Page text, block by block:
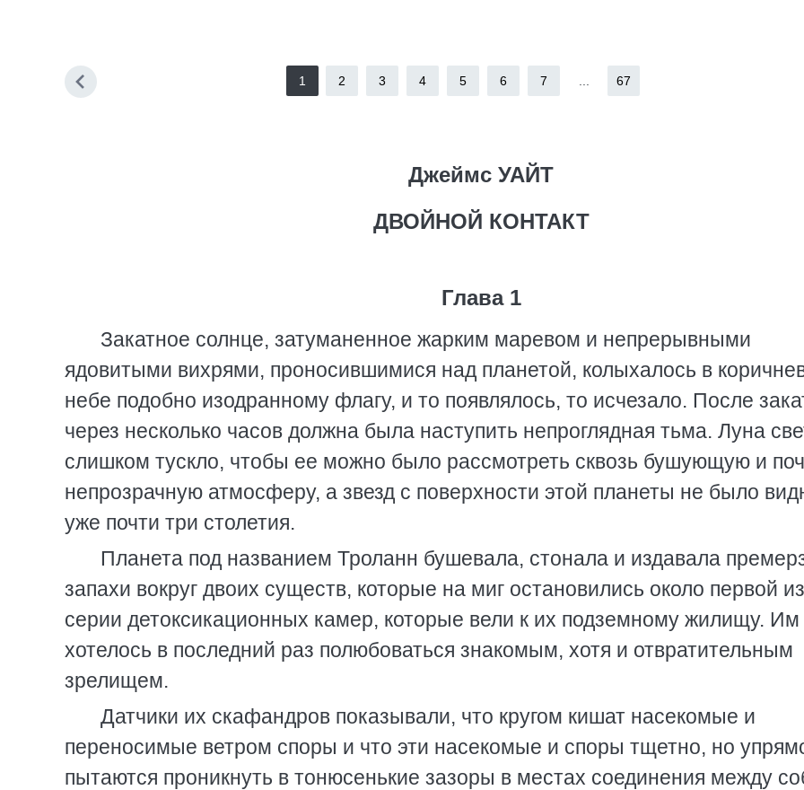
1 2 3 4 5 6 7 67
Джеймс УАЙТ
ДВОЙНОЙ КОНТАКТ
Глава 1
Закатное солнце, затуманенное жарким маревом и непрерывными
ядовитыми вихрями, проносившимися над планетой, колыхалось в
небе подобно изодранному флагу, и то появлялось, то исчезало. После
через несколько часов должна была наступить непроглядная тьма. Луна
слишком тускло, чтобы ее можно было рассмотреть сквозь бушующую и
непрозрачную атмосферу, а звезд с поверхности этой планеты не было
уже почти три столетия.
Планета под названием Троланн бушевала, стонала и издавала
запахи вокруг двоих существ, которые на миг остановились около первой из
серии детоксикационных камер, которые вели к их подземному жилищу. Им
хотелось в последний раз полюбоваться знакомым, хотя и отвратительным
зрелищем.
Датчики их скафандров показывали, что кругом кишат насекомые и
переносимые ветром споры и что эти насекомые и споры тщетно, но
пытаются проникнуть в тонюсенькие зазоры в местах соединения между